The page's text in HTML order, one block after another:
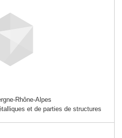
Rhône-Alpes
et de parties de structures